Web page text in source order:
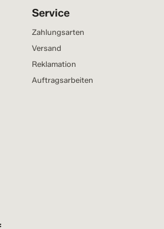
Service
Zahlungsarten
Versand
Reklamation
Auftragsarbeiten